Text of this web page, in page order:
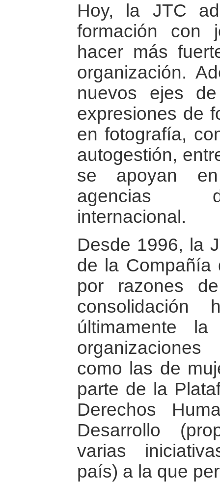
Hoy, la JTC
formación con
hacer más
organización.
nuevos ejes
expresiones de
en fotografía,
autogestión,
se apoyan
agencias
internacional.
Desde 1996, la
de la Compañía
por razones
consolidación
últimamente
como las de
parte de la
Derechos
Desarrollo
varias
país) a la que